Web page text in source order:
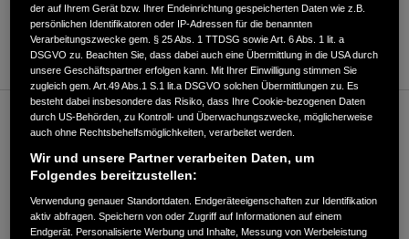
ANFAHRTSBESCHREIBUNG ANFORDERN
WEBSITE
Verkauf / Kundendienst
04732/1044
E-Mail
der auf Ihrem Gerät bzw. Ihrer Endeinrichtung gespeicherten Daten wie z.B.
persönlichen Identifikatoren oder IP-Adressen für die benannten
Verarbeitungszwecke gem. § 25 Abs. 1 TTDSG sowie Art. 6 Abs. 1 lit. a
DSGVO zu. Beachten Sie, dass dabei auch eine Übermittlung in die USA durch
unsere Geschäftspartner erfolgen kann. Mit Ihrer Einwilligung stimmen Sie
zugleich gem. Art.49 Abs.1 S.1 lit.a DSGVO solchen Übermittlungen zu. Es
besteht dabei insbesondere das Risiko, dass Ihre Cookie-bezogenen Daten
durch US-Behörden, zu Kontroll- und Überwachungszwecke, möglicherweise
auch ohne Rechtsbehelfsmöglichkeiten, verarbeitet werden.
Wir und unsere Partner verarbeiten Daten, um
Folgendes bereitzustellen:
Verwendung genauer Standortdaten. Endgeräteeigenschaften zur Identifikation
aktiv abfragen. Speichern von oder Zugriff auf Informationen auf einem
Endgerät. Personalisierte Werbung und Inhalte, Messung von Werbeleistung